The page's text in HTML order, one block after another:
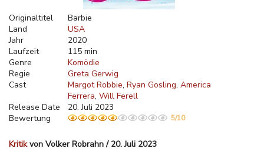
Originaltitel
Barbie
Land
USA
Jahr
2020
Laufzeit
115 min
Genre
Komödie
Regie
Greta Gerwig
Cast
Margot Robbie Ryan Gosling America
Ferrera Will Ferell
Release Date
20. Juli 2023
Bewertung
5/10
Kritikvon Volker Robrahn / 20. Juli 2023